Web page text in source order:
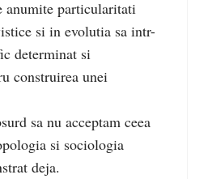
particularitati
si in evolutia sa intr-
determinat si
construirea unei
sa nu acceptam ceea
si sociologia
deja.